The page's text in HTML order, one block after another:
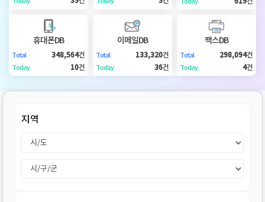
DB
인
휴
지역
휴대폰DB
Total 348,564건
Today 10건
이메일DB
Total 133,320건
Today 36건
팩스DB
Total 298,094건
Today 4건